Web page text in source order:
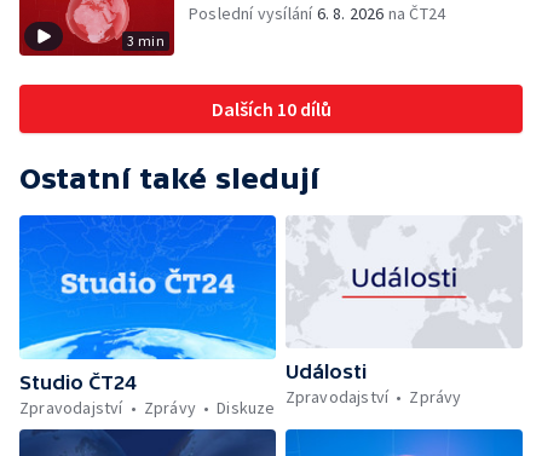
3 min
Poslední vysílání6. 8. 2026 na ČT24
Dalších 10 dílů
Ostatní také sledují
Studio ČT24
Zpravodajství
Zprávy Diskuze
Události
Zpravodajství
Zprávy